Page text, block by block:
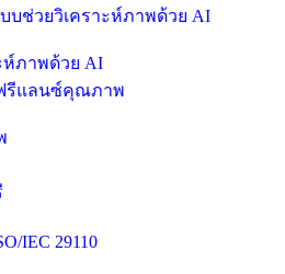
ห์ภาพด้วย AI